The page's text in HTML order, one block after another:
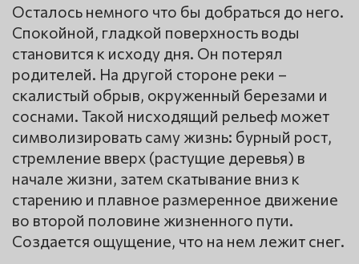
Осталось немного что бы добраться до него.
Спокойной, гладкой поверхность воды
становится к исходу дня. Он потерял
родителей. На другой стороне реки –
скалистый обрыв, окруженный березами и
соснами. Такой нисходящий рельеф может
символизировать саму жизнь: бурный рост,
стремление вверх (растущие деревья) в
начале жизни, затем скатывание вниз к
старению и плавное размеренное движение
во второй половине жизненного пути.
Создается ощущение, что на нем лежит снег.